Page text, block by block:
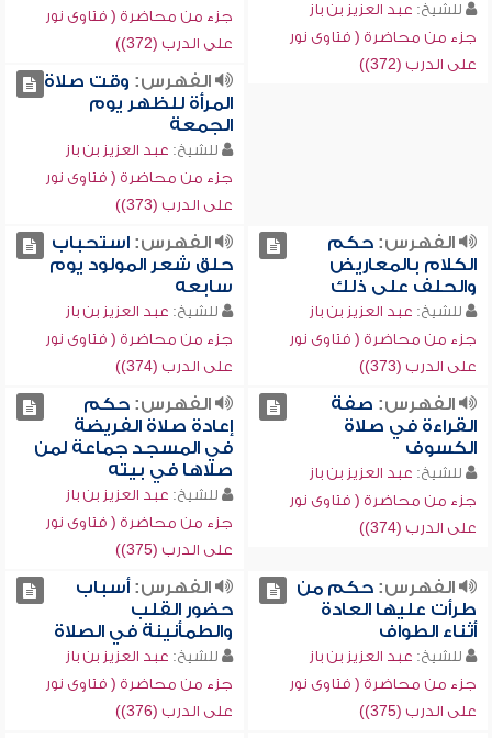
للشيخ: عبد العزيز بن باز
جزء من محاضرة ( فتاوى نور
على الدرب (372))
جزء من محاضرة ( فتاوى نور
على الدرب (372))
الفهرس: وقت صلاة
المرأة للظهر يوم
الجمعة
للشيخ: عبد العزيز بن باز
جزء من محاضرة ( فتاوى نور
على الدرب (373))
الفهرس:حكم
الكلام بالمعاريض
والحلف على ذلك
للشيخ: عبد العزيز بن باز
جزء من محاضرة ( فتاوى نور
على الدرب (373))
الفهرس:استحباب
حلق شعر المولود يوم
سابعه
للشيخ: عبد العزيز بن باز
جزء من محاضرة ( فتاوى نور
على الدرب (374))
الفهرس: صفة
القراءة في صلاة
الكسوف
للشيخ: عبد العزيز بن باز
جزء من محاضرة ( فتاوى نور
على الدرب (374))
الفهرس:حكم
إعادة صلاة الفريضة
في المسجد جماعة لمن
صلاها في بيته
للشيخ: عبد العزيز بن باز
جزء من محاضرة ( فتاوى نور
على الدرب (375))
الفهرس:حكم من
طرأت عليها العادة
أثناء الطواف
للشيخ: عبد العزيز بن باز
جزء من محاضرة ( فتاوى نور
على الدرب (375))
الفهرس:أسباب
حضور القلب
والطمأنينة في الصلاة
للشيخ: عبد العزيز بن باز
جزء من محاضرة ( فتاوى نور
على الدرب (376))